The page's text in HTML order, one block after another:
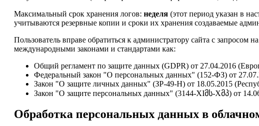
Максимальный срок хранения логов: неделя (этот период указан в
учитываются резервные копии и сроки их хранения создаваемые
Пользователь вправе обратиться к администратору сайта с
международными законами и стандартами как:
Общий регламент по защите данных (GDPR) от 27.04.2016
Федеральный закон "О персональных данных" (152-ФЗ) от
Закон "О защите личных данных" (ЗР-49-Н) от 18.05.2015
Закон "О защите персональных данных" (3144-XIმს-Xმპ) от
Обработка персональных данных в